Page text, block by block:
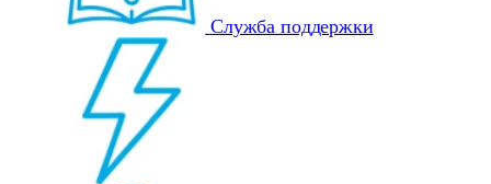
Служба поддержки